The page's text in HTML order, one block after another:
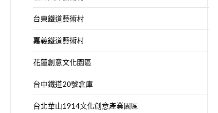
台東鐵道藝術村
嘉義鐵道藝術村
花蓮創意文化園區
台中鐵道20號倉庫
台北華山1914文化創意產業園區